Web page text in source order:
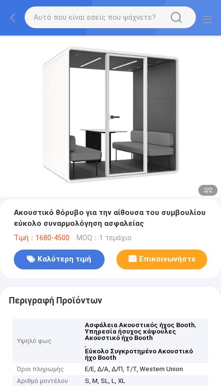
2/2
Ακουστικό θόρυβο για την αίθουσα του συμβουλίου
εύκολο συναρμολόγηση ασφαλείας
Τιμή：1680-4500 MOQ：1 τεμάχιο
Καλύτερη τιμή Επικοινωνήστε
Περιγραφή Προϊόντων
Υψηλό φως
Ασφάλεια Ακουστικός ήχος Booth,
Υπηρεσία ήσυχος κάψουλες
Ακουστικό ήχο Booth
,
Εύκολο Συγκροτημένο Ακουστικό
ήχο Booth
Όροι πληρωμής
Ε/Ε, Δ/Α, Δ/Π, Τ/Τ, Western Union
Αριθμό μοντέλου
S, M, SL, L, XL